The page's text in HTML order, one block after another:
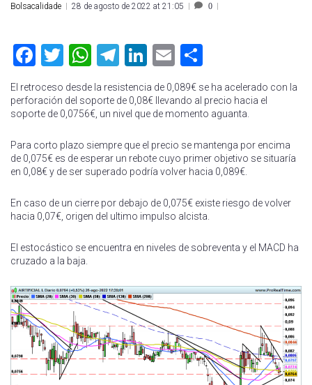
Bolsacalidade 28 de agosto de 2022 at 21:05 0
Facebook
Twitter
WhatsApp
Telegram
LinkedIn
Email
El retroceso desde la resistencia de 0,089€ se ha acelerado con la
perforación del soporte de 0,08€ llevando al precio hacia el
soporte de 0,0756€, un nivel que de momento aguanta.
Para corto plazo siempre que el precio se mantenga por encima
de 0,075€ es de esperar un rebote cuyo primer objetivo se situaría
en 0,08€ y de ser superado podría volver hacia 0,089€.
En caso de un cierre por debajo de 0,075€ existe riesgo de volver
hacia 0,07€, origen del ultimo impulso alcista.
El estocástico se encuentra en niveles de sobreventa y el MACD ha
cruzado a la baja.